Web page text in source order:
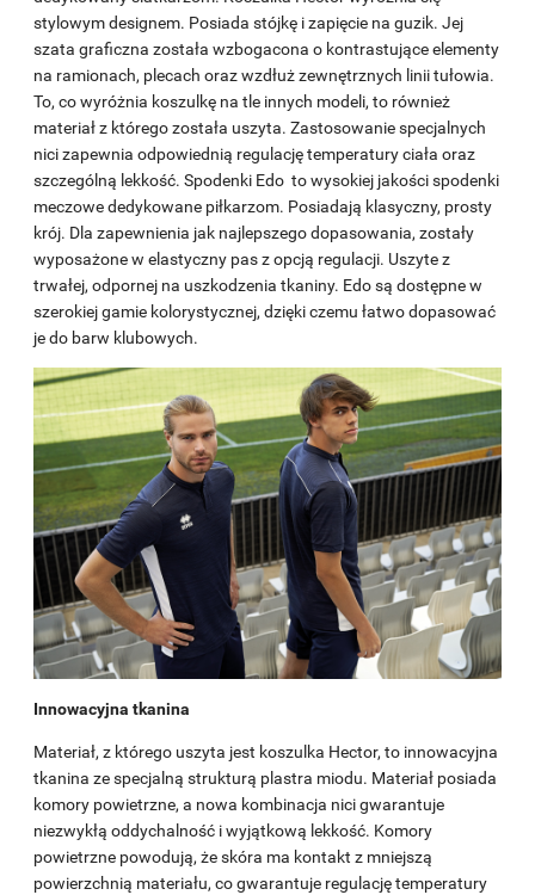
stylowym designem. Posiada stójkę i zapięcie na guzik. Jej
szata graficzna została wzbogacona o kontrastujące elementy
na ramionach, plecach oraz wzdłuż zewnętrznych linii tułowia.
To, co wyróżnia koszulkę na tle innych modeli, to również
materiał z którego została uszyta. Zastosowanie specjalnych
nici zapewnia odpowiednią regulację temperatury ciała oraz
szczególną lekkość. Spodenki Edo to wysokiej jakości spodenki
meczowe dedykowane piłkarzom. Posiadają klasyczny, prosty
krój. Dla zapewnienia jak najlepszego dopasowania, zostały
wyposażone w elastyczny pas z opcją regulacji. Uszyte z
trwałej, odpornej na uszkodzenia tkaniny. Edo są dostępne w
szerokiej gamie kolorystycznej, dzięki czemu łatwo dopasować
je do barw klubowych.
Innowacyjna tkanina
Materiał, z którego uszyta jest koszulka Hector, to innowacyjna
tkanina ze specjalną strukturą plastra miodu. Materiał posiada
komory powietrzne, a nowa kombinacja nici gwarantuje
niezwykłą oddychalność i wyjątkową lekkość. Komory
powietrzne powodują, że skóra ma kontakt z mniejszą
powierzchnią materiału, co gwarantuje regulację temperatury